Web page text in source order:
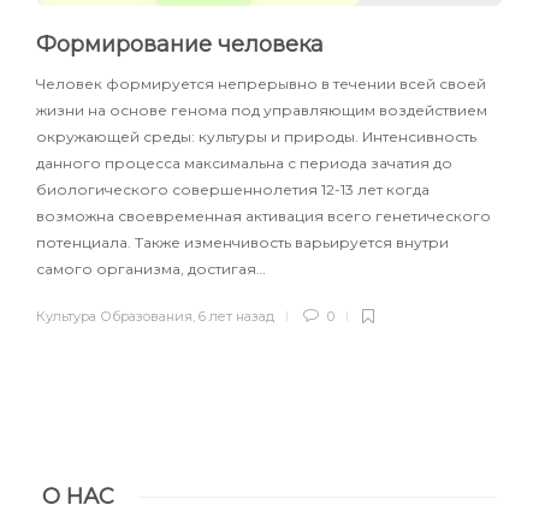
Формирование человека
Человек формируется непрерывно в течении всей своей
жизни на основе генома под управляющим воздействием
окружающей среды: культуры и природы. Интенсивность
данного процесса максимальна с периода зачатия до
биологического совершеннолетия 12-13 лет когда
возможна своевременная активация всего генетического
потенциала. Также изменчивость варьируется внутри
самого организма, достигая…
Культура Образования 6 лет назад 0
О НАС